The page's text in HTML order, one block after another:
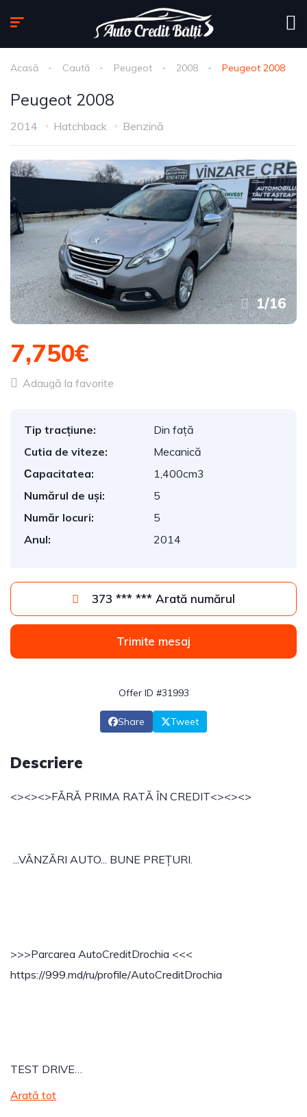
Acasă Caută Peugeot 2008 Peugeot 2008
Peugeot 2008
2014 Hatchback Benzină
1/16
7,750€
Adaugă la favorite
Tip tracțiune:
Din față
Cutia de viteze:
Mecanică
Сapacitatea:
1,400cm3
Numărul de uși:
5
Număr locuri:
5
Anul:
2014
373 *** *** Arată numărul
Trimite mesaj
Offer ID #31993
Share Tweet
Descriere
<><><>FĂRĂ PRIMA RATĂ ÎN CREDIT<><><>
...VÂNZĂRI AUTO... BUNE PREȚURI.
>>>Parcarea AutoCreditDrochia <<<
https://999.md/ru/profile/AutoCreditDrochia
TEST DRIVE…
Arată tot